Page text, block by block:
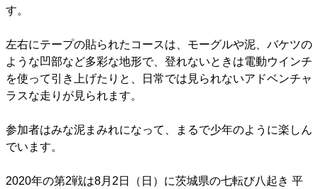
す。
左右にテープの貼られたコースは、モーグルや泥、バケツの
ような凹部など多彩な地形で、登れないときは電動ウインチ
を使って引き上げたりと、日常では見られないアドベンチャ
ラスな走りが見られます。
参加者はみな泥まみれになって、まるで少年のように楽しん
でいます。
2020年の第2戦は8月2日（日）に茨城県の七転び八起き 平